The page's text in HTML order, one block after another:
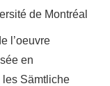
de Montréal
l’oeuvre
en
Sämtliche